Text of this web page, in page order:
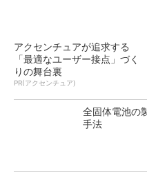
アクセンチュアが追求する
「最適なユーザー接点」づく
りの舞台裏
PR(アクセンチュア)
全固体電池の
手法